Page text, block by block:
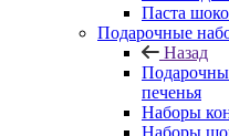
Паста
Подарочные
Назад
печенья
Наборы
Наборы